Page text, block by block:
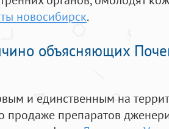
новосибирск.
объясняющих
и единственным на
продаже препаратов